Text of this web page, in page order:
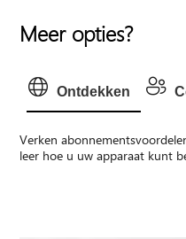
Meer opties?
Ontdekken
Verken
leer hoe u uw apparaat kunt